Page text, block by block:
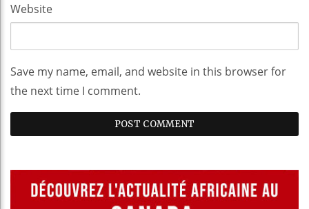
Website
Save my name, email, and website in this browser for
the next time I comment.